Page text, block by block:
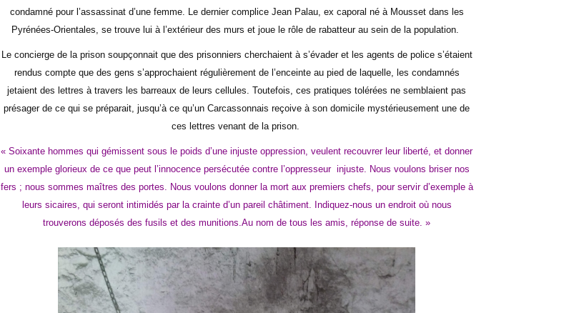
condamné pour l’assassinat d’une femme. Le dernier complice Jean Palau, ex caporal né à Mousset dans les
Pyrénées-Orientales, se trouve lui à l’extérieur des murs et joue le rôle de rabatteur au sein de la population.
Le concierge de la prison soupçonnait que des prisonniers cherchaient à s’évader et les agents de police s’étaient
rendus compte que des gens s’approchaient régulièrement de l’enceinte au pied de laquelle, les condamnés
jetaient des lettres à travers les barreaux de leurs cellules. Toutefois, ces pratiques tolérées ne semblaient pas
présager de ce qui se préparait, jusqu’à ce qu’un Carcassonnais reçoive à son domicile mystérieusement une de
ces lettres venant de la prison.
« Soixante hommes qui gémissent sous le poids d’une injuste oppression, veulent recouvrer leur liberté, et donner
un exemple glorieux de ce que peut l’innocence persécutée contre l’oppresseur injuste. Nous voulons briser nos
fers ; nous sommes maîtres des portes. Nous voulons donner la mort aux premiers chefs, pour servir d’exemple à
leurs sicaires, qui seront intimidés par la crainte d’un pareil châtiment. Indiquez-nous un endroit où nous
trouverons déposés des fusils et des munitions.Au nom de tous les amis, réponse de suite. »